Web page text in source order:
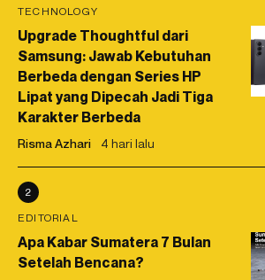
TECHNOLOGY
Upgrade Thoughtful dari
Samsung: Jawab Kebutuhan
Berbeda dengan Series HP
Lipat yang Dipecah Jadi Tiga
Karakter Berbeda
Risma Azhari 4 hari lalu
2
EDITORIAL
Apa Kabar Sumatera 7 Bulan
Setelah Bencana?